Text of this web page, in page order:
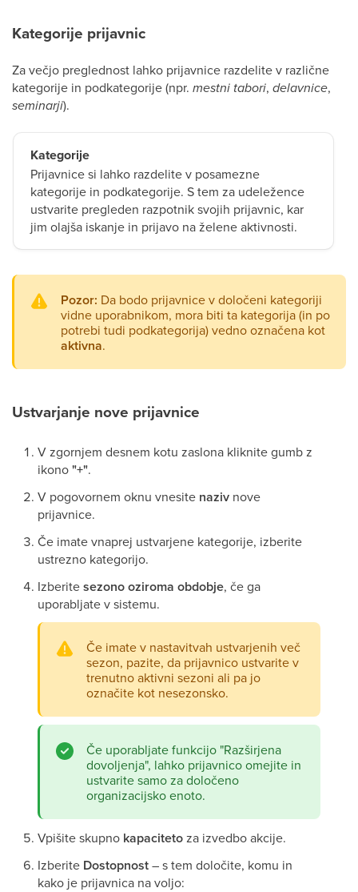
Kategorije prijavnic
Za večjo preglednost lahko prijavnice razdelite v različne
kategorije in podkategorije (npr. mestni tabori, delavnice,
seminarji).
Kategorije
Prijavnice si lahko razdelite v posamezne
kategorije in podkategorije. S tem za udeležence
ustvarite pregleden razpotnik svojih prijavnic, kar
jim olajša iskanje in prijavo na želene aktivnosti.
Pozor: Da bodo prijavnice v določeni kategoriji
vidne uporabnikom, mora biti ta kategorija (in po
potrebi tudi podkategorija) vedno označena kot
aktivna.
Ustvarjanje nove prijavnice
V zgornjem desnem kotu zaslona kliknite gumb z
ikono"+".
V pogovornem oknu vnesite naziv nove
prijavnice.
Če imate vnaprej ustvarjene kategorije, izberite
ustrezno kategorijo.
Izberitesezono oziroma obdobje, če ga
uporabljate v sistemu.
Če imate v nastavitvah ustvarjenih več
sezon, pazite, da prijavnico ustvarite v
trenutno aktivni sezoni ali pa jo
označite kot nesezonsko.
Če uporabljate funkcijo "Razširjena
dovoljenja", lahko prijavnico omejite in
ustvarite samo za določeno
organizacijsko enoto.
Vpišite skupno kapacitetoza izvedbo akcije.
Izberite Dostopnost– s tem določite, komu in
kako je prijavnica na voljo: